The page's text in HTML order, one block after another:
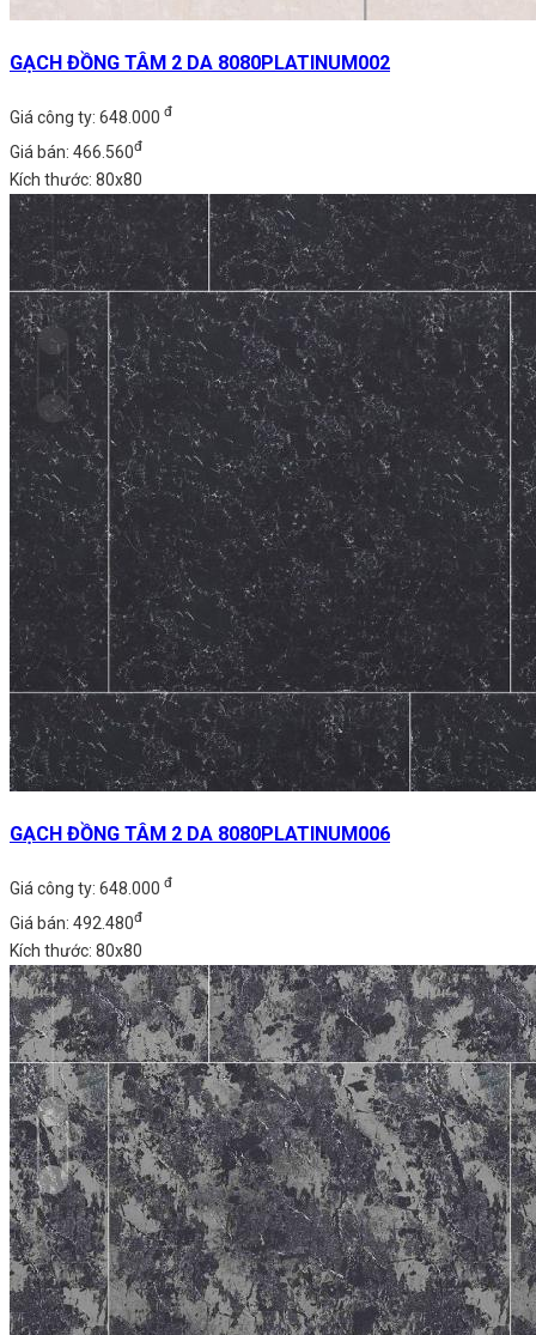
GẠCH ĐỒNG TÂM 2 DA 8080PLATINUM002
Giá công ty: 648.000 đ
Giá bán: 466.560đ
Kích thước: 80x80
GẠCH ĐỒNG TÂM 2 DA 8080PLATINUM006
Giá công ty: 648.000 đ
Giá bán: 492.480đ
Kích thước: 80x80